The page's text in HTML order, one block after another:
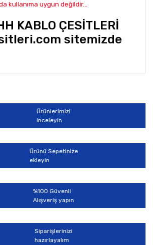
kullanıma uygun değildir...
KABLO ÇESİTLERİ
sitemizde
Yorum Yaz
bilgisi, resim, ürün açıklamalarında ve
için teşekkür ederiz.
kalitesiz, bozuk veya görüntülenemiyor.
eksik bilgiler bulunuyor.
hatalar bulunuyor.
diğer sitelerden daha pahalı.
farklı alternatifler olmalı.
Ürünlerimizi
inceleyin
Ürünü Sepetinize
ekleyin
%100 Güvenli
Alışveriş yapın
Siparişlerinizi
hazırlayalım